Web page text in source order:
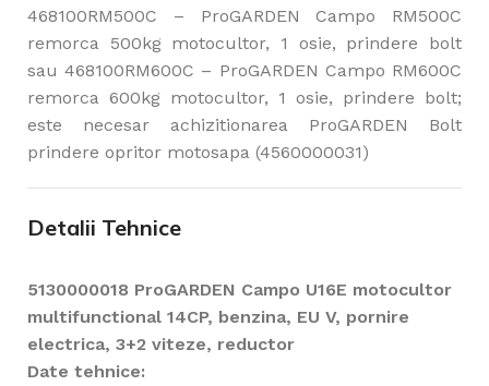
468100RM500C – ProGARDEN Campo RM500C
remorca 500kg motocultor, 1 osie, prindere bolt
sau 468100RM600C – ProGARDEN Campo RM600C
remorca 600kg motocultor, 1 osie, prindere bolt;
este necesar achizitionarea ProGARDEN Bolt
prindere opritor motosapa (4560000031)
Detalii Tehnice
5130000018 ProGARDEN Campo U16E motocultor
multifunctional 14CP, benzina, EU V, pornire
electrica, 3+2 viteze, reductor
Date tehnice: